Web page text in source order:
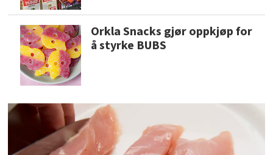
Orkla Snacks gjør oppkjøp for
å styrke BUBS